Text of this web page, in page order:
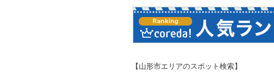
【山形市エリアのスポット検索】